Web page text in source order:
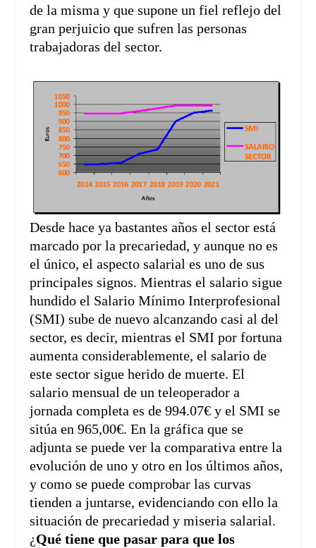
de la misma y que supone un fiel reflejo del
gran perjuicio que sufren las personas
trabajadoras del sector.
Desde hace ya bastantes años el sector está
marcado por la precariedad, y aunque no es
el único, el aspecto salarial es uno de sus
principales signos. Mientras el salario sigue
hundido el Salario Mínimo Interprofesional
(SMI) sube de nuevo alcanzando casi al del
sector, es decir, mientras el SMI por fortuna
aumenta considerablemente, el salario de
este sector sigue herido de muerte. El
salario mensual de un teleoperador a
jornada completa es de 994.07€ y el SMI se
sitúa en 965,00€. En la gráfica que se
adjunta se puede ver la comparativa entre la
evolución de uno y otro en los últimos años,
y como se puede comprobar las curvas
tienden a juntarse, evidenciando con ello la
situación de precariedad y miseria salarial.
¿Qué tiene que pasar para que los